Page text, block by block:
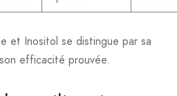
et Inositol se distingue par sa
efficacité prouvée.